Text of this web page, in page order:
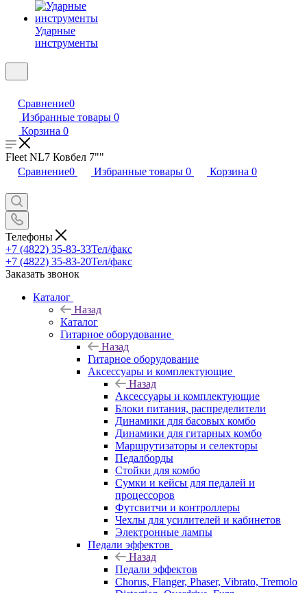
Ударные
инструменты
Сравнение0
Избранные товары 0
Корзина 0
Fleet NL7 Ковбел 7""
Сравнение0 Избранные товары 0 Корзина 0
Телефоны
+7 (4822) 35-83-33Тел/факс
+7 (4822) 35-83-20Тел/факс
Заказать звонок
Каталог
Назад
Каталог
Гитарное оборудование
Назад
Гитарное оборудование
Аксессуары и комплектующие
Назад
Аксессуары и комплектующие
Блоки питания, распределители
Динамики для басовых комбо
Динамики для гитарных комбо
Маршрутизаторы и селекторы
Педалборды
Стойки для комбо
Сумки и кейсы для педалей и
процессоров
Футсвитчи и контроллеры
Чехлы для усилителей и кабинетов
Электронные лампы
Педали эффектов
Назад
Педали эффектов
Chorus, Flanger, Phaser, Vibrato, Tremolo